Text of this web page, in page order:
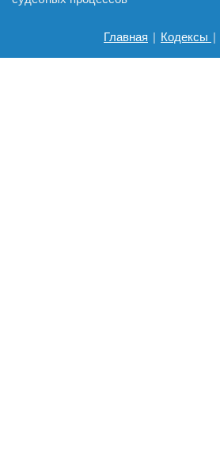
Главная | Кодексы |